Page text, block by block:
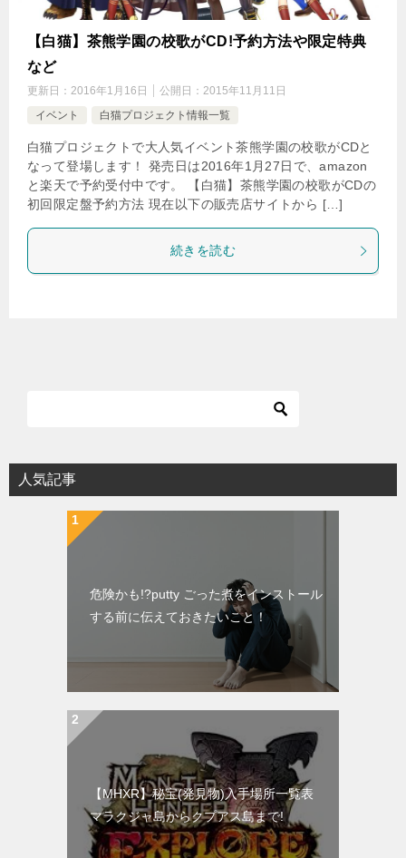
【白猫】茶熊学園の校歌がCD!予約方法や限定特典
など
更新日： 2016年1月16日 公開日： 2015年11月11日
イベント
白猫プロジェクト情報一覧
白猫プロジェクトで大人気イベント茶熊学園の校歌がCDと
なって登場します！ 発売日は2016年1月27日で、amazon
と楽天で予約受付中です。 【白猫】茶熊学園の校歌がCDの
初回限定盤予約方法 現在以下の販売店サイトから […]
続きを読む
人気記事
危険かも!?putty ごった煮をインストール
する前に伝えておきたいこと！
【MHXR】秘宝(発見物)入手場所一覧表
マラクジャ島からクプアス島まで!